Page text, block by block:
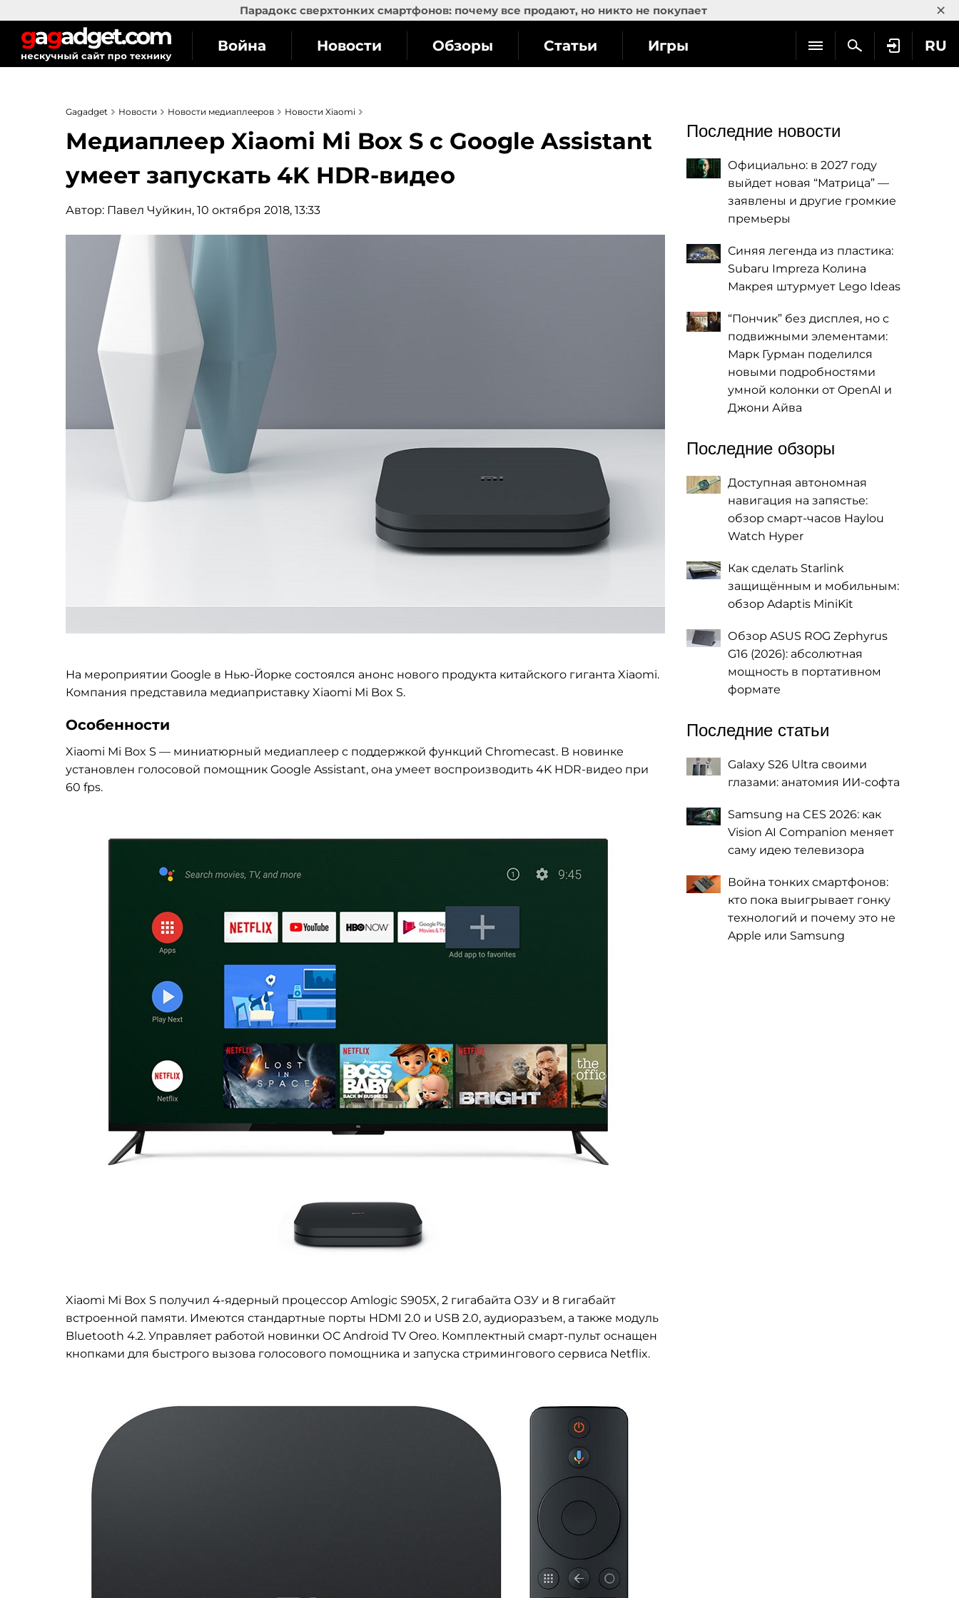
Парадокс сверхтонких смартфонов: почему все продают, но никто не покупает ×
RU
Война Новости Обзоры Статьи Игры
Gagadget Новости Новости медиаплееров Новости Xiaomi
Медиаплеер Xiaomi Mi Box S с Google Assistant
умеет запускать 4K HDR-видео
Автор: Павел Чуйкин, 10 октября 2018, 13:33
На мероприятии Google в Нью-Йорке состоялся анонс нового продукта китайского гиганта Xiaomi.
Компания представила медиаприставку Xiaomi Mi Box S.
Особенности
Xiaomi Mi Box S — миниатюрный медиаплеер с поддержкой функций Chromecast. В новинке
установлен голосовой помощник Google Assistant, она умеет воспроизводить 4K HDR-видео при
60 fps.
Xiaomi Mi Box S получил 4-ядерный процессор Amlogic S905X, 2 гигабайта ОЗУ и 8 гигабайт
встроенной памяти. Имеются стандартные порты HDMI 2.0 и USB 2.0, аудиоразъем, а также модуль
Bluetooth 4.2. Управляет работой новинки ОС Android TV Oreo. Комплектный смарт-пульт оснащен
кнопками для быстрого вызова голосового помощника и запуска стримингового сервиса Netflix.
Последние новости
Официально: в 2027 году
выйдет новая “Матрица” —
заявлены и другие громкие
премьеры
Синяя легенда из пластика:
Subaru Impreza Колина
Макрея штурмует Lego Ideas
“Пончик” без дисплея, но с
подвижными элементами:
Марк Гурман поделился
новыми подробностями
умной колонки от OpenAI и
Джони Айва
Последние обзоры
Доступная автономная
навигация на запястье:
обзор смарт-часов Haylou
Watch Hyper
Как сделать Starlink
защищённым и мобильным:
обзор Adaptis MiniKit
Обзор ASUS ROG Zephyrus
G16 (2026): абсолютная
мощность в портативном
формате
Последние статьи
Galaxy S26 Ultra своими
глазами: анатомия ИИ-софта
Samsung на CES 2026: как
Vision AI Companion меняет
саму идею телевизора
Война тонких смартфонов:
кто пока выигрывает гонку
технологий и почему это не
Apple или Samsung